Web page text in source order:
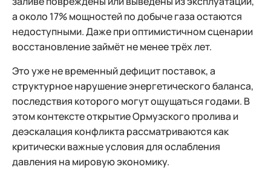
а около 17% мощностей по добыче газа остаются
недоступными. Даже при оптимистичном сценарии
восстановление займёт не менее трёх лет.
Это уже не временный дефицит поставок, а
структурное нарушение энергетического баланса,
последствия которого могут ощущаться годами. В
этом контексте открытие Ормузского пролива и
деэскалация конфликта рассматриваются как
критически важные условия для ослабления
давления на мировую экономику.